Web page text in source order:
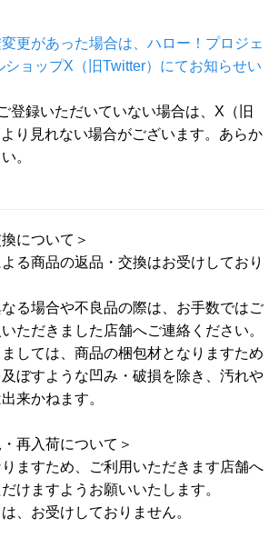
更があった場合は、ハロー！プロジェ
ショップX（旧Twitter）にてお知らせい
登録いただいていない場合は、X（旧
り見れない場合がございます。あらか
。
について＞
る商品の返品・交換はお受けしており
る場合や不良品の際は、お手数ではご
ただきました店舗へご連絡ください。
しては、商品の梱包材となりますため
ぼすような凹み・破損を除き、汚れや
来かねます。
再入荷について＞
ますため、ご利用いただきます店舗へ
けますようお願いいたします。
、お受けしておりません。